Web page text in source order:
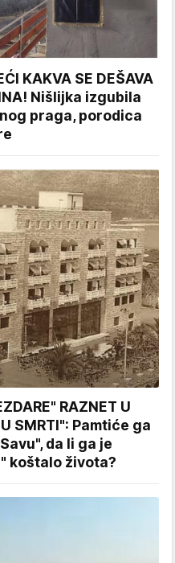
KAKVA SE DEŠAVA
Nišlijka izgubila
praga, porodica
RAZNET U
SMRTI": Pamtiće ga
da li ga je
koštalo života?